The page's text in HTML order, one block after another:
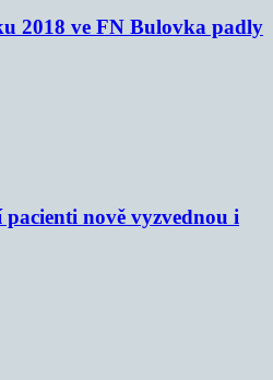
2018 ve FN Bulovka padly
pacienti nově vyzvednou i